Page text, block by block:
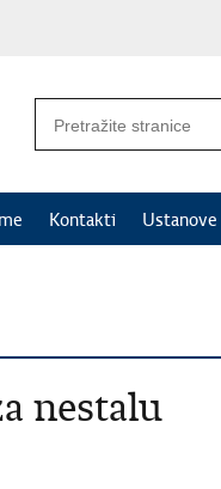
Kontakti Ustanove
nestalu